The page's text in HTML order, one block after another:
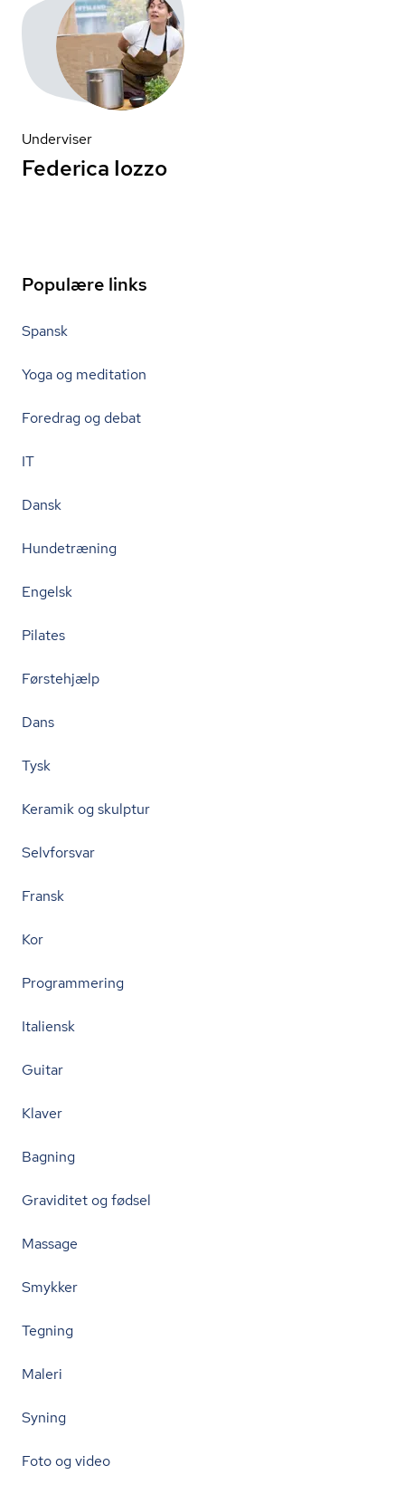
Underviser
Federica Iozzo
Populære links
Spansk
Yoga og meditation
Foredrag og debat
IT
Dansk
Hundetræning
Engelsk
Pilates
Førstehjælp
Dans
Tysk
Keramik og skulptur
Selvforsvar
Fransk
Kor
Programmering
Italiensk
Guitar
Klaver
Bagning
Graviditet og fødsel
Massage
Smykker
Tegning
Maleri
Syning
Foto og video